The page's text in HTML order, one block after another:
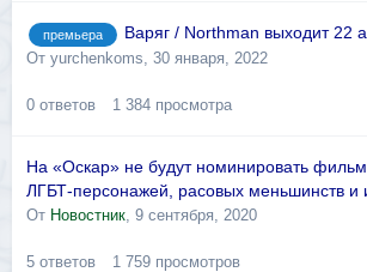
премьера
Варяг / Northman выходит 22
От yurchenkoms 30 января, 2022
0 ответов 1 384 просмотра
На «Оскар» не будут номинировать
ЛГБТ-персонажей, расовых меньшинств и
От Новостник 9 сентября, 2020
5 ответов 1 759 просмотров